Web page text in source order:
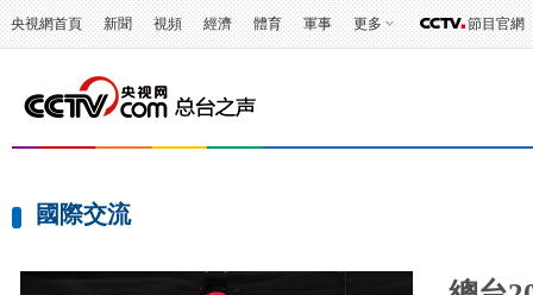
央視網首頁 新聞 視頻 經濟 體育 軍事 更多 節目官網
國際交流